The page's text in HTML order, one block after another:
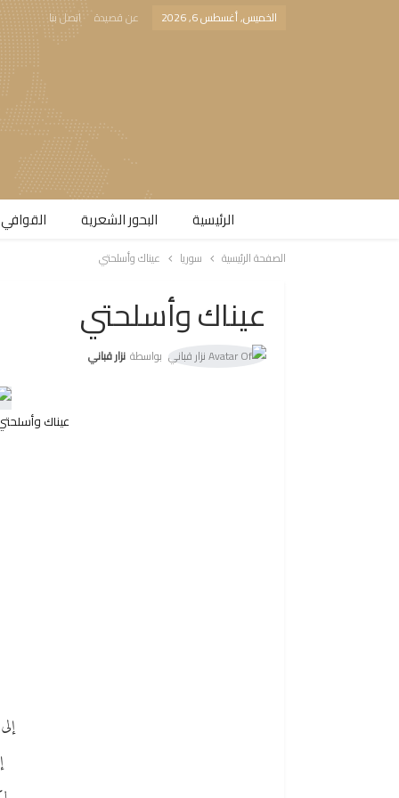
الخميس, أغسطس 6, 2026 عن قصيدة اتصل بنا
الرئيسية البحور الشعرية​
الصفحة الرئيسية سوريا عيناك وأسلحتي
عيناك وأسلحتي
بواسطة نزار قباني
عيناك